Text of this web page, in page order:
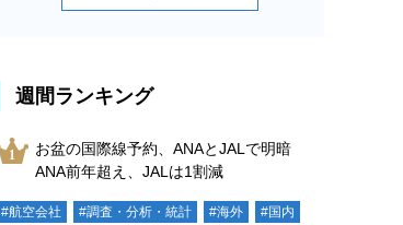
週間ランキング
お盆の国際線予約、ANAとJALで明暗
ANA前年超え、JALは1割減
#航空会社 #調査・分析・統計 #海外
#国内